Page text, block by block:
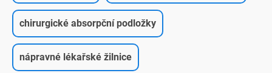
chirurgické absorpční podložky
nápravné lékařské žilnice